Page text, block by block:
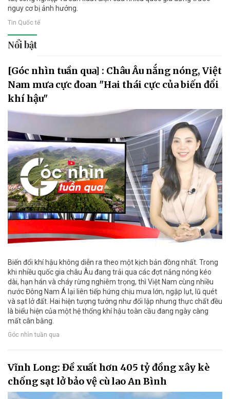
nguy cơ bị ảnh hưởng.
Tin Quốc tế
Nổi bật
[Góc nhìn tuần qua] : Châu Âu nắng nóng, Việt
Nam mưa cực đoan "Hai thái cực của biến đổi
khí hậu"
Biến đổi khí hậu không diễn ra theo một kịch bản đồng nhất. Trong
khi nhiều quốc gia châu Âu đang trải qua các đợt nắng nóng kéo
dài, hạn hán và cháy rừng nghiêm trọng, thì Việt Nam cùng nhiều
nước Đông Nam Á lại liên tiếp hứng chịu mưa lớn, ngập lụt, lũ quét
và sạt lở đất. Hai hiện tượng tưởng như đối lập nhưng thực chất đều
là biểu hiện của một hệ thống khí hậu toàn cầu đang ngày càng
mất cân bằng.
Góc nhìn tuần qua
Vĩnh Long: Đề xuất hơn 405 tỷ đồng xây kè
chống sạt lở bảo vệ cù lao An Bình